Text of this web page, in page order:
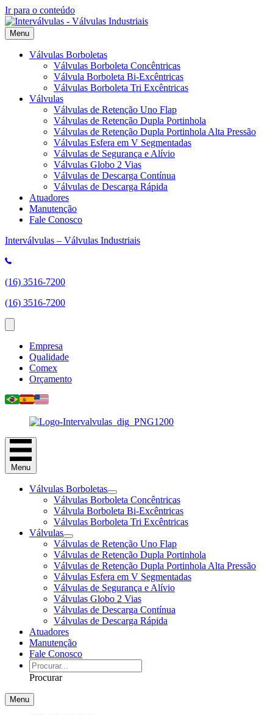
Ir para o conteúdo
Menu
Válvulas Borboletas
Válvulas Borboleta Concêntricas
Válvula Borboleta Bi-Excêntricas
Válvulas Borboleta Tri Excêntricas
Válvulas
Válvulas de Retenção Uno Flap
Válvulas de Retenção Dupla Portinhola
Válvulas de Retenção Dupla Portinhola Alta Pressão
Válvulas Esfera em V Segmentadas
Válvulas de Segurança e Alívio
Válvulas Globo 2 Vias
Válvulas de Descarga Contínua
Válvulas de Descarga Rápida
Atuadores
Manutenção
Fale Conosco
Interválvulas – Válvulas Industriais
(16) 3516-7200
(16) 3516-7200
Empresa
Qualidade
Comex
Orçamento
Menu
Válvulas Borboletas
Válvulas Borboleta Concêntricas
Válvula Borboleta Bi-Excêntricas
Válvulas Borboleta Tri Excêntricas
Válvulas
Válvulas de Retenção Uno Flap
Válvulas de Retenção Dupla Portinhola
Válvulas de Retenção Dupla Portinhola Alta Pressão
Válvulas Esfera em V Segmentadas
Válvulas de Segurança e Alívio
Válvulas Globo 2 Vias
Válvulas de Descarga Contínua
Válvulas de Descarga Rápida
Atuadores
Manutenção
Fale Conosco
Procurar
Menu